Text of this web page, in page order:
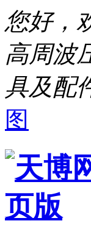
您好，
高周波
具及配
图